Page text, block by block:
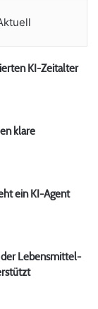
KI-Zeitalter
klare
ein KI-Agent
Lebensmittel-